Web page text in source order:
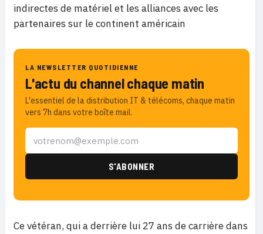
indirectes de matériel et les alliances avec les
partenaires sur le continent américain
LA NEWSLETTER QUOTIDIENNE
L'actu du channel chaque matin
L'essentiel de la distribution IT & télécoms, chaque matin
vers 7h dans votre boîte mail.
Ce vétéran, qui a derrière lui 27 ans de carrière dans